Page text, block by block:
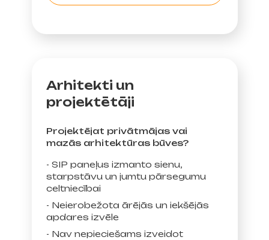
Arhitekti un
projektētāji
Projektējat privātmājas vai
mazās arhitektūras būves?
- SIP paneļus izmanto sienu,
starpstāvu un jumtu pārsegumu
celtniecībai
- Neierobežota ārējās un iekšējās
apdares izvēle
- Nav nepieciešams izveidot